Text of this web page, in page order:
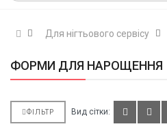
Для нігтьового сервісу
ФОРМИ ДЛЯ НАРОЩЕННЯ
ФІЛЬТР Вид сітки: